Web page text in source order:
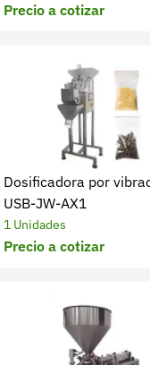
Precio a cotizar
Dosificadora por
USB-JW-AX1
1 Unidades
Precio a cotizar